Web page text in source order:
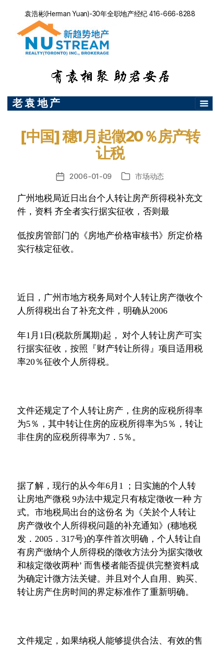
袁浩彬(Herman Yuan)-30年全职地产经纪 416-666-8288
老 袁 地 产
[中国] 穗1月起徵20％房产转
让税
发
日
期
2006-01-09
分 市场动态
广州地税局近日出台个人转让房产所得税补充文
件，资料 齐全者实行据实征收，否则最
低按房管部门的《房地产价格审核书》所定价格
实行核定征收。
近日，广州市地方税务局对个人转让房产徵收个
人所得税出台了补充文件，明确从2006
年1月1日(税款所属期)起， 对个人转让房产可实
行据实征收，按照『财产转让所得』项目适用税
率20％征收个人所得税。
文件还规定了个人转让房产，住房的应税所得率
为5％，其中转让住房的应税所得率为5％，转让
非住房的应税所得率为7．5％。
据了解，现行的从今年6月1 ；日实施的个人转
让房地产微税 9办法中规定只有核定徵收一种 方
式。市地税局出台的这份名 为《关於个人转让
房产微收个人所得税问题的补充通知》(穗地税
发．2005．317号)的享件首次明确，个人转让自
有房产缴纳个人所得税的徵收方法分为据实徵收
和核定徵收两种’ 而售楼者能否提供完整资料成
为确定计微方法关键。并且对个人自用、购买、
转让房产住房时间的界定标准作了重新明确。
文件规定，如果纳税人能够提供合法、有效的售